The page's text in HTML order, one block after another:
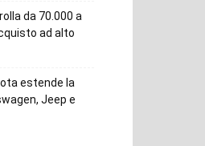
da 70.000 a
ad alto
estende la
Jeep e